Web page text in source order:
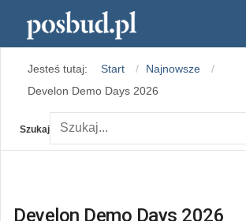
Instagram
Jesteś tutaj: Start
Najnowsze
Develon Demo Days 2026
Szukaj
Develon Demo Days 2026